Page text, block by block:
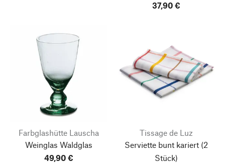
37,90 €
Farbglashütte Lauscha
Weinglas Waldglas
49,90 €
Tissage de Luz
Serviette bunt kariert (2
Stück)